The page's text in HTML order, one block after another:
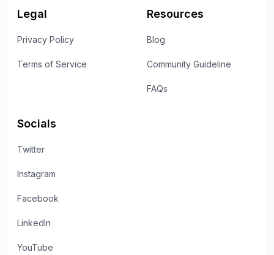
Legal
Privacy Policy
Terms of Service
Resources
Blog
Community Guideline
FAQs
Socials
Twitter
Instagram
Facebook
LinkedIn
YouTube